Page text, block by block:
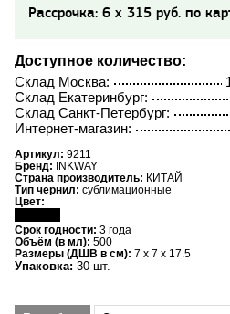
Рассрочка: 6 x 315 руб. по
Доступное количество:
Склад Москва:
Склад Екатеринбург:
Склад Санкт-Петербург:
Интернет-магазин:
Артикул: 9211
Бренд: INKWAY
Страна производитель: КИТАЙ
Тип чернил: сублимационные
Цвет:
Срок годности: 3 года
Объём (в мл): 500
Размеры (ДШВ в см): 7 x 7 x 17.5
Упаковка: 30 шт.